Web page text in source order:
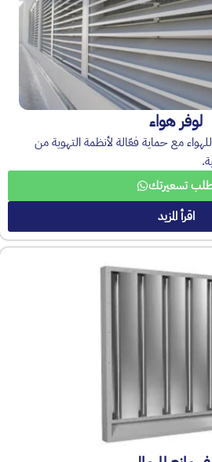
لوفر هواء
مع حماية فعّالة لأنظمة التهوية من
تسعيرتك
اقرأ المزيد